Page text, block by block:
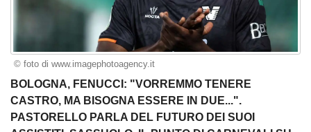
© foto di www.imagephotoagency.it
BOLOGNA, FENUCCI: "VORREMMO TENERE
CASTRO, MA BISOGNA ESSERE IN DUE...".
PASTORELLO PARLA DEL FUTURO DEI SUOI